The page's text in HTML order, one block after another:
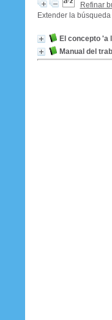
Refinar
Extender la búsqueda
El concepto 'a
Manual del